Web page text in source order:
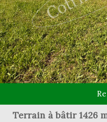
Terrain à bâtir 1426